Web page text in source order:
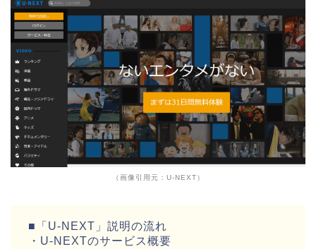
（画像引用元：U-NEXT）
■「U-NEXT」説明の流れ
・U-NEXTのサービス概要